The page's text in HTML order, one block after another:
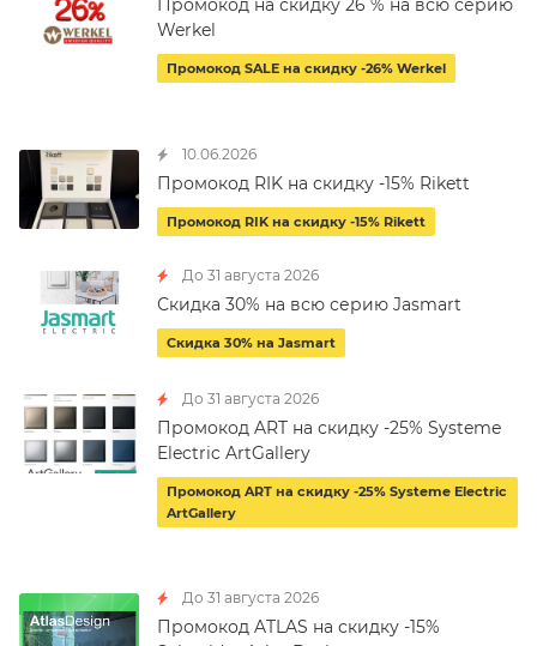
Промокод на скидку 26 % на всю серию
Werkel
Промокод SALE на скидку -26% Werkel
10.06.2026
Промокод RIK на скидку -15% Rikett
Промокод RIK на скидку -15% Rikett
До 31 августа 2026
Скидка 30% на всю серию Jasmart
Скидка 30% на Jasmart
До 31 августа 2026
Промокод ART на скидку -25% Systeme
Electric ArtGallery
Промокод ART на скидку -25% Systeme Electric
ArtGallery
До 31 августа 2026
Промокод ATLAS на скидку -15%